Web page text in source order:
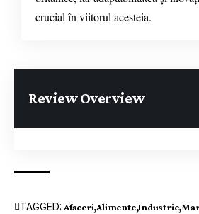
crucial în viitorul acesteia.
Review Overview
TAGGED: Afaceri Alimente Industrie